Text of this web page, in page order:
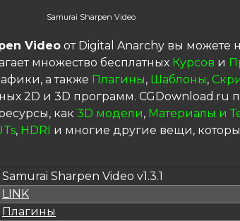
Samurai Sharpen Video
Video от Digital Anarchy вы можете
множество бесплатных Курсов и
а также Плагины, Шаблоны,
2D и 3D программ. CGDownload.ru
как 3D модели, Материалы и
, HDRI и многие другие вещи,
Samurai Sharpen Video v1.3.1
LINK
Плагины